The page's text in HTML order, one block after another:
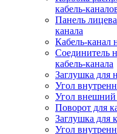
кабель-
Панель
канала
Кабель-канал
Соединитель
кабель-канала
Заглушка для
Угол
Угол внешний
Поворот для
Заглушка для
Угол